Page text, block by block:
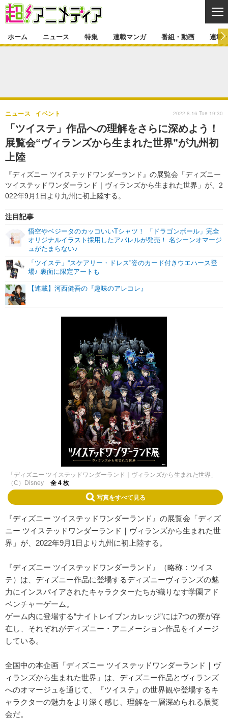
ゲーム・アプリ マンガ
グッズ イベント
舞台 新帝スタ
特集一覧 カバー
ラキりす
連載マンガ
連載マンガ一覧 連載一覧
番組・動画
番組・動画一覧 ラジオ
連載・ブログ
編集部ブログ・お知らせ
ホーム ニュース 特集 連載マンガ 番組・動画 連載
「ツイステ」作品への理解をさらに深めよう！
展覧会“ヴィランズから生まれた世界”が九州初
上陸
『ディズニー ツイステッドワンダーランド』の展覧会「ディズニー
ツイステッドワンダーランド｜ヴィランズから生まれた世界」が、2
022年9月1日より九州に初上陸する。
ニュース イベント
注目記事
悟空やベジータのカッコいいTシャツ！ 「ドラゴンボール」完全
オリジナルイラスト採用したアパレルが発売！ 名シーンオマージ
ュがたまらない♪
「ツイステ」“スケアリー・ドレス”姿のカード付きウエハース登
場♪ 裏面に限定アートも
【連載】河西健吾の『趣味のアレコレ』
2022.8.16 Tue 19:30
「ディズニー ツイステッドワンダーランド｜ヴィランズから生まれた世界」
（C）Disney
全 4 枚
写真をすべて見る
『ディズニー ツイステッドワンダーランド』の展覧会「ディズ
ニー ツイステッドワンダーランド｜ヴィランズから生まれた世
界」が、2022年9月1日より九州に初上陸する。
『ディズニー ツイステッドワンダーランド』（略称：ツイス
テ）は、ディズニー作品に登場するディズニーヴィランズの魅
力にインスパイアされたキャラクターたちが織りなす学園アド
ベンチャーゲーム。
ゲーム内に登場する“ナイトレイブンカレッジ”には7つの寮が存
在し、それぞれがディズニー・アニメーション作品をイメージ
している。
全国中の本企画「ディズニー ツイステッドワンダーランド｜ヴ
ィランズから生まれた世界」は、ディズニー作品とヴィランズ
へのオマージュを通じて、『ツイステ』の世界観や登場するキ
ャラクターの魅力をより深く感じ、理解を一層深められる展覧
会だ。